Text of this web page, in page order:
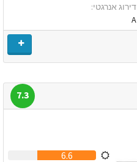
דירוג אנרגטי:
A
7.3
6.6